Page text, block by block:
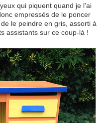
qui piquent quand je l'ai
empressés de le poncer
le peindre en gris, assorti à
assistants sur ce coup-là !